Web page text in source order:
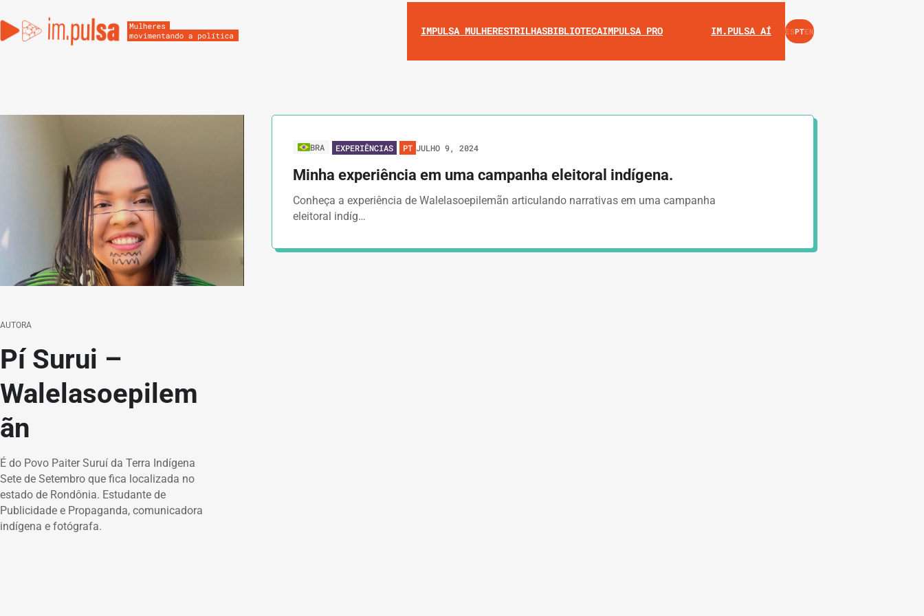
IMPULSA MULHERESTRILHASBIBLIOTECAIMPULSA PRO INSTAGRAM
YOUTUBE
IM.PULSA AÍ ESPTEN
AUTORA
Pí Surui –
Walelasoepilem
ãn
É do Povo Paiter Suruí da Terra Indígena
Sete de Setembro que fica localizada no
estado de Rondônia. Estudante de
Publicidade e Propaganda, comunicadora
indígena e fotógrafa.
BRA EXPERIÊNCIAS PT JULHO 9, 2024
Minha experiência em uma campanha eleitoral indígena.
Conheça a experiência de Walelasoepilemãn articulando narrativas em uma campanha
eleitoral indíg…